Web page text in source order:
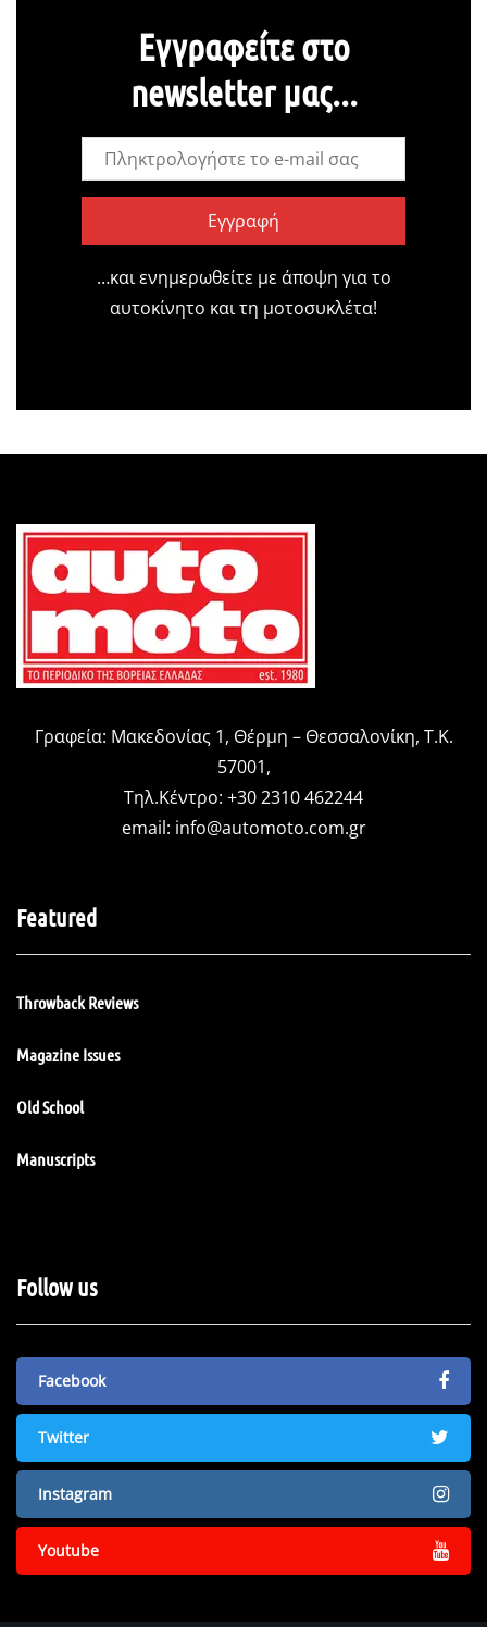
Εγγραφείτε στο
newsletter μας...
Εγγραφή
…και ενημερωθείτε με άποψη για το
αυτοκίνητο και τη μοτοσυκλέτα!
Γραφεία: Μακεδονίας 1, Θέρμη – Θεσσαλονίκη, Τ.Κ.
57001,
Τηλ.Κέντρο: +30 2310 462244
email: info@automoto.com.gr
Featured
Throwback Reviews
Magazine Issues
Old School
Manuscripts
Follow us
Facebook
Twitter
Instagram
Youtube